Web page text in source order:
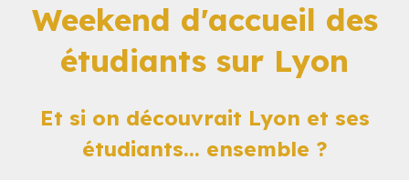
Weekend d'accueil des
étudiants sur Lyon
Et si on découvrait Lyon et ses
étudiants... ensemble ?